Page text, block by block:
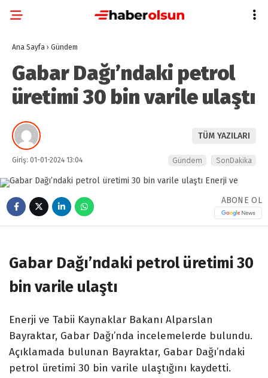
Ana Sayfa › Gündem
Gabar Dağı’ndaki petrol
üretimi 30 bin varile ulaştı
TÜM YAZILARI
Giriş: 01-01-2024 13:04 Gündem SonDakika
ABONE OL
Gabar Dağı’ndaki petrol üretimi 30
bin varile ulaştı
Enerji ve Tabii Kaynaklar Bakanı Alparslan
Bayraktar, Gabar Dağı’nda incelemelerde bulundu.
Açıklamada bulunan Bayraktar, Gabar Dağı’ndaki
petrol üretimi 30 bin varile ulaştığını kaydetti.